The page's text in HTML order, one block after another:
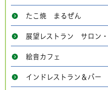
たこ焼 まるぜん
展望レストラン サロン
絵音カフェ
インドレストラン＆バー